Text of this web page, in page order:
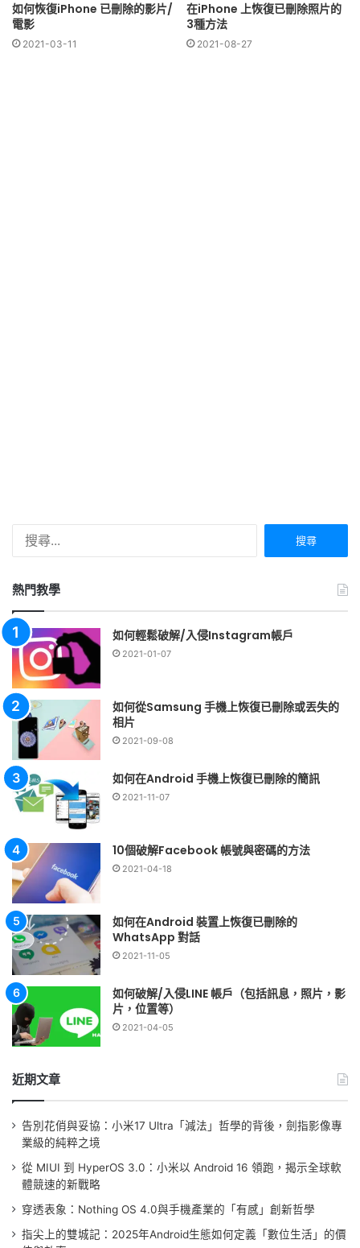
如何恢復iPhone 已刪除的影片/
電影
2021-03-11
在iPhone 上恢復已刪除照片的
3種方法
2021-08-27
熱門教學
如何輕鬆破解/入侵Instagram帳戶
2021-01-07
如何從Samsung 手機上恢復已刪除或丟失的
相片
2021-09-08
如何在Android 手機上恢復已刪除的簡訊
2021-11-07
10個破解Facebook 帳號與密碼的方法
2021-04-18
如何在Android 裝置上恢復已刪除的
WhatsApp 對話
2021-11-05
如何破解/入侵LINE 帳戶（包括訊息，照片，影
片，位置等）
2021-04-05
近期文章
告別花俏與妥協：小米17 Ultra「減法」哲學的背後，劍指影像專
業級的純粹之境
從 MIUI 到 HyperOS 3.0：小米以 Android 16 領跑，揭示全球軟
體競速的新戰略
穿透表象：Nothing OS 4.0與手機產業的「有感」創新哲學
指尖上的雙城記：2025年Android生態如何定義「數位生活」的價